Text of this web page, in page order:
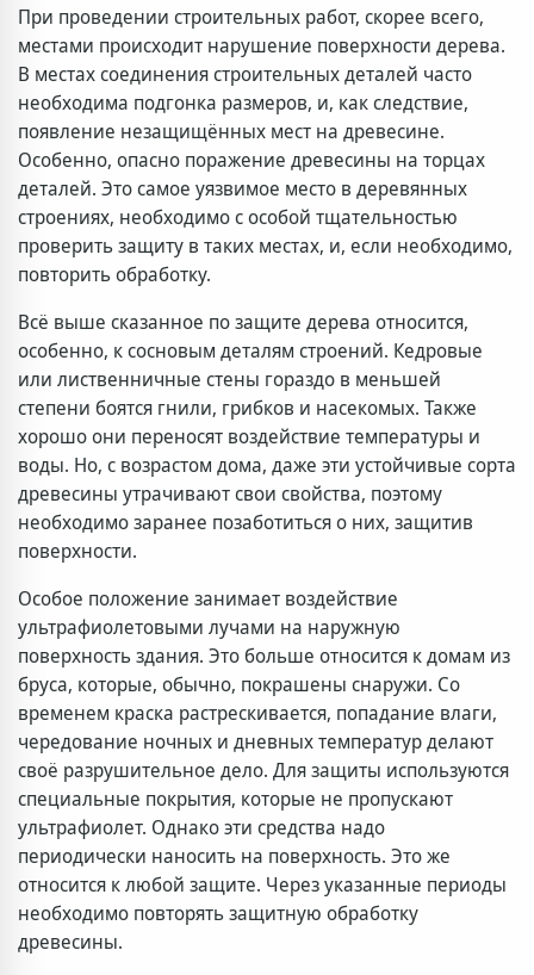
При проведении строительных работ, скорее всего,
местами происходит нарушение поверхности дерева.
В местах соединения строительных деталей часто
необходима подгонка размеров, и, как следствие,
появление незащищённых мест на древесине.
Особенно, опасно поражение древесины на торцах
деталей. Это самое уязвимое место в деревянных
строениях, необходимо с особой тщательностью
проверить защиту в таких местах, и, если необходимо,
повторить обработку.
Всё выше сказанное по защите дерева относится,
особенно, к сосновым деталям строений. Кедровые
или лиственничные стены гораздо в меньшей
степени боятся гнили, грибков и насекомых. Также
хорошо они переносят воздействие температуры и
воды. Но, с возрастом дома, даже эти устойчивые сорта
древесины утрачивают свои свойства, поэтому
необходимо заранее позаботиться о них, защитив
поверхности.
Особое положение занимает воздействие
ультрафиолетовыми лучами на наружную
поверхность здания. Это больше относится к домам из
бруса, которые, обычно, покрашены снаружи. Со
временем краска растрескивается, попадание влаги,
чередование ночных и дневных температур делают
своё разрушительное дело. Для защиты используются
специальные покрытия, которые не пропускают
ультрафиолет. Однако эти средства надо
периодически наносить на поверхность. Это же
относится к любой защите. Через указанные периоды
необходимо повторять защитную обработку
древесины.